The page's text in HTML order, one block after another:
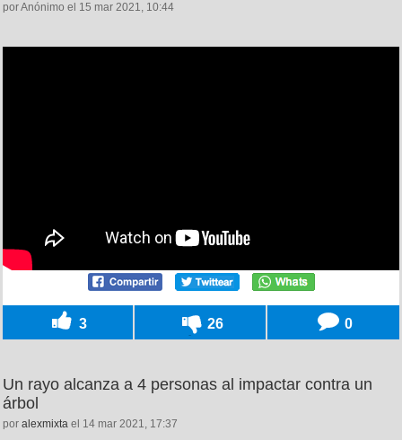
por Anónimo el 15 mar 2021, 10:44
3 26 0
Un rayo alcanza a 4 personas al impactar contra un
árbol
por alexmixta el 14 mar 2021, 17:37